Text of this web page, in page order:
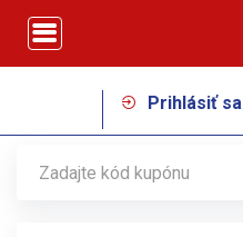
Prihlásiť sa